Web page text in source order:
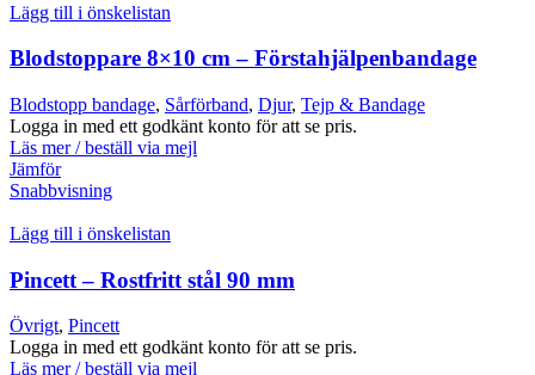
Lägg till i önskelistan
Blodstoppare 8×10 cm – Förstahjälpenbandage
Blodstopp bandage, Sårförband, Djur, Tejp & Bandage
Logga in med ett godkänt konto för att se pris.
Läs mer / beställ via mejl
Jämför
Snabbvisning
Lägg till i önskelistan
Pincett – Rostfritt stål 90 mm
Övrigt, Pincett
Logga in med ett godkänt konto för att se pris.
Läs mer / beställ via mejl